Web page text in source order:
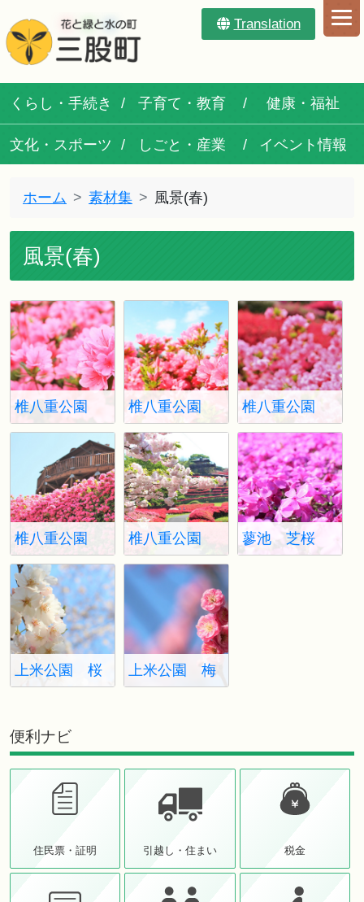
Translation
くらし・手続き 子育て・教育 健康・福祉
文化・スポーツ しごと・産業 イベント情報
ホーム 素材集 風景(春)
風景(春)
椎八重公園
椎八重公園
つつじ2
椎八重公園
つつじ3
椎八重公園
つつじ4
椎八重公園
つつじ5
蓼池 芝桜
上米公園 桜 上米公園 梅
便利ナビ
住民票・証明 引越し・住まい 税金